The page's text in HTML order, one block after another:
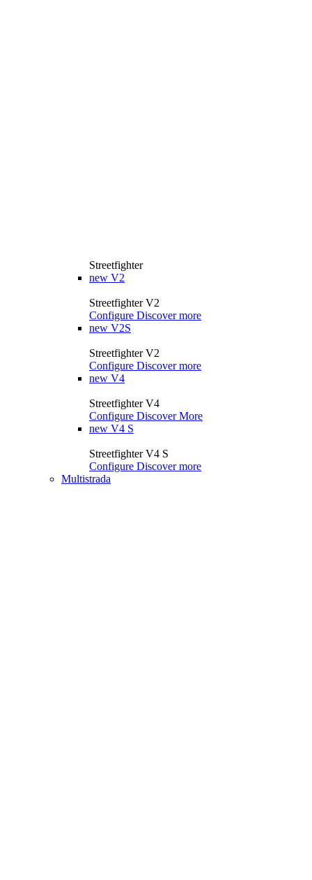
Streetfighter
new V2
Streetfighter V2
Configure Discover more
new V2S
Streetfighter V2
Configure Discover more
new V4
Streetfighter V4
Configure Discover More
new V4 S
Streetfighter V4 S
Configure Discover more
Multistrada